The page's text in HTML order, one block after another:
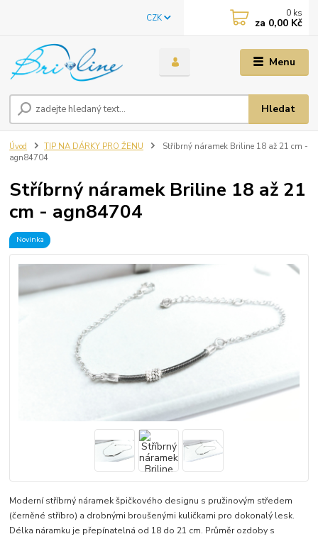
Menu
CZK
Hledat
0 ks
za 0,00 Kč
Úvod TIP NA DÁRKY PRO ŽENU
Stříbrný náramek Briline 18 až 21 cm -
agn84704
Stříbrný náramek Briline 18 až 21
cm - agn84704
Novinka
Moderní stříbrný náramek špičkového designu s pružinovým středem
(černěné stříbro) a drobnými broušenými kuličkami pro dokonalý lesk.
Délka náramku je přepínatelná od 18 do 21 cm. Průměr ozdoby s